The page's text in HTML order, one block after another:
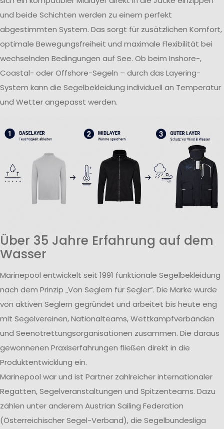
und beide Schichten werden zu einem perfekt
abgestimmten System. Das sorgt für zusätzlichen Komfort,
optimale Bewegungsfreiheit und maximale Flexibilität bei
wechselnden Bedingungen auf See. Ob beim Inshore-,
Coastal- oder Offshore-Segeln – durch das Layering-
System kann die Segelbekleidung individuell an Temperatur
und Wetter angepasst werden.
Über 35 Jahre Erfahrung auf dem
Wasser
Marinepool entwickelt seit 1991 funktionale Segelbekleidung
nach dem Prinzip „Von Seglern für Segler“. Die Marke wurde
von aktiven Seglern gegründet und arbeitet bis heute eng
mit Segelvereinen, Nationalteams, Wettkampfverbänden
und Seenotrettungsorganisationen zusammen. Die daraus
gewonnenen Praxiserfahrungen fließen direkt in die
Produktentwicklung ein.
Marinepool war und ist Partner zahlreicher internationaler
Regatten, Segelveranstaltungen und Spitzenteams. Dazu
zählen unter anderem Austrian Sailing Federation
(Österreichischer Segel-Verband), die Segelbundesliga